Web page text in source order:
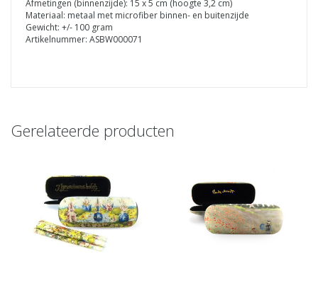
Afmetingen (binnenzijde): 15 x 5 cm (hoogte 3,2 cm)
Materiaal: metaal met microfiber binnen- en buitenzijde
Gewicht: +/- 100 gram
Artikelnummer: ASBW000071
Gerelateerde producten